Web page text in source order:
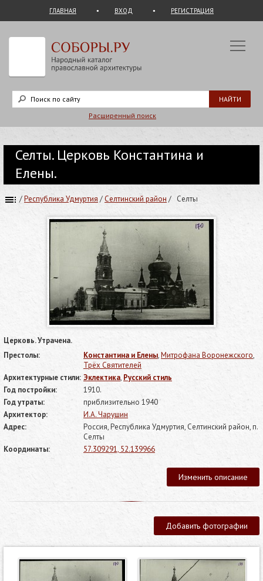
ГЛАВНАЯ ВХОД РЕГИСТРАЦИЯ
Расширенный поиск
Селты. Церковь Константина и
Елены.
/Республика Удмуртия /Селтинский район / Селты
Церковь. Утрачена.
Престолы:
Константина и Елены,Митрофана Воронежского,
Трёх Святителей
Архитектурные стили: Эклектика, Русский стиль
Год постройки:
1910.
Год утраты:
приблизительно 1940
Архитектор:
И.А. Чарушин
Адрес:
Россия, Республика Удмуртия, Селтинский район, п.
Селты
Координаты:
57.309291, 52.139966
Изменить описание
Добавить фотографии